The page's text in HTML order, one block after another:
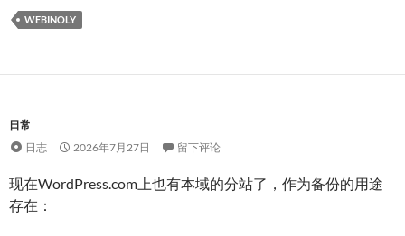
WEBINOLY
日常
日志
2026年7月27日 留下评论
现在WordPress.com上也有本域的分站了，作为备份的用途
存在：